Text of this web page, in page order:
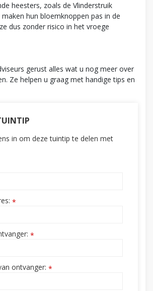
heesters, zoals de Vlinderstruik
hun bloemknoppen pas in de
dus zonder risico in het vroege
gerust alles wat u nog meer over
Ze helpen u graag met handige tips en
in om deze tuintip te delen met
*
*
ontvanger: *